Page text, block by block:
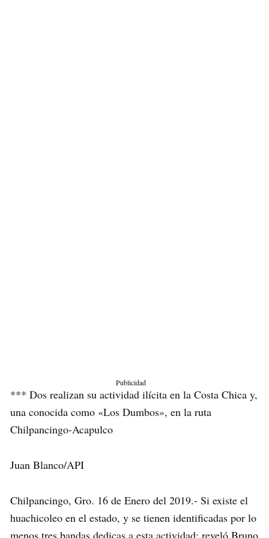
Publicidad
*** Dos realizan su actividad ilícita en la Costa Chica y,
una conocida como «Los Dumbos», en la ruta
Chilpancingo-Acapulco
Juan Blanco/API
Chilpancingo, Gro. 16 de Enero del 2019.- Si existe el
huachicoleo en el estado, y se tienen identificadas por lo
menos tres bandas dedicas a esta actividad; reveló Bruno